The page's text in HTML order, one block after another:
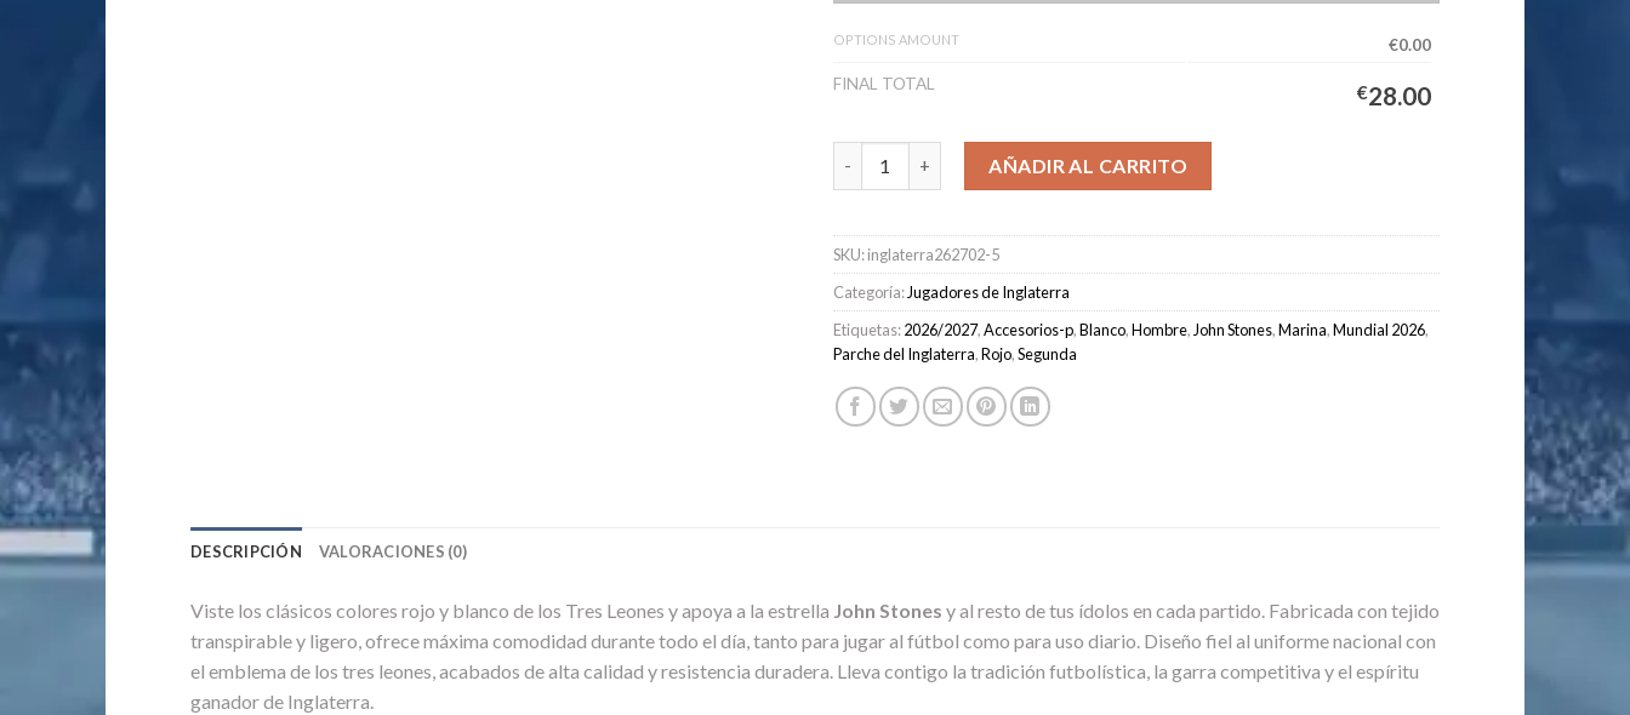
OPTIONS AMOUNT
€0.00
FINAL TOTAL
€28.00
Camiseta Inglaterra Segunda Equipación Hombre 2026/2027 - STONES #5 cantidad
AÑADIR AL CARRITO
SKU:inglaterra262702-5
Categoría: Jugadores de Inglaterra
Etiquetas:2026/2027,Accesorios-p,Blanco,Hombre, John Stones,Marina,Mundial 2026,
Parche del Inglaterra,Rojo,Segunda
DESCRIPCIÓN VALORACIONES (0)
Viste los clásicos colores rojo y blanco de los Tres Leones y apoya a la estrella John Stones y al resto de tus ídolos en cada partido. Fabricada con tejido
transpirable y ligero, ofrece máxima comodidad durante todo el día, tanto para jugar al fútbol como para uso diario. Diseño fiel al uniforme nacional con
el emblema de los tres leones, acabados de alta calidad y resistencia duradera. Lleva contigo la tradición futbolística, la garra competitiva y el espíritu
ganador de Inglaterra.